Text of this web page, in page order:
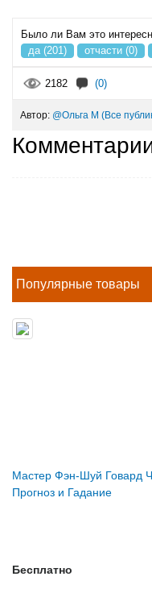
Было ли Вам это
да (201)
отчасти (0)
2182 (0)
Автор: @Ольга М (Все
Популярные товары
Мастер Фэн-Шуй Говард
Прогноз и Гадание
Бесплатно